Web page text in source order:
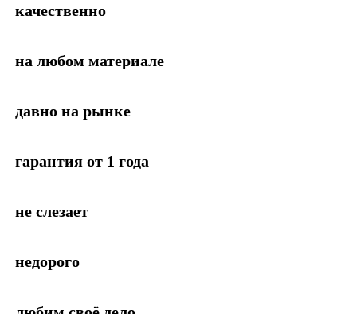
качественно
на любом материале
давно на рынке
гарантия от 1 года
не слезает
недорого